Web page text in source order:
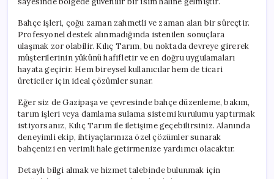
Bahçe işleri, çoğu zaman zahmetli ve zaman alan bir süreçtir.
Profesyonel destek alınmadığında istenilen sonuçlara
ulaşmak zor olabilir. Kılıç Tarım, bu noktada devreye girerek
müşterilerinin yükünü hafifletir ve en doğru uygulamaları
hayata geçirir. Hem bireysel kullanıcılar hem de ticari
üreticiler için ideal çözümler sunar.
Eğer siz de Gazipaşa ve çevresinde bahçe düzenleme, bakım,
tarım işleri veya damlama sulama sistemi kurulumu yaptırmak
istiyorsanız, Kılıç Tarım ile iletişime geçebilirsiniz. Alanında
deneyimli ekip, ihtiyaçlarınıza özel çözümler sunarak
bahçenizi en verimli hale getirmenize yardımcı olacaktır.
Detaylı bilgi almak ve hizmet talebinde bulunmak için